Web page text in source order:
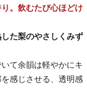
。飲むたび心ほどけ
した梨のやさしくみず
て余韻は軽やかにキ
感じさせる、透明感